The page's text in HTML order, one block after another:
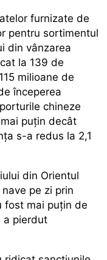
furnizate de
pentru sortimentul
din vânzarea
la 139 de
milioane de
începerea
chineze
puțin decât
s-a redus la 2,1
din Orientul
pe zi prin
fost mai puțin de
a pierdut